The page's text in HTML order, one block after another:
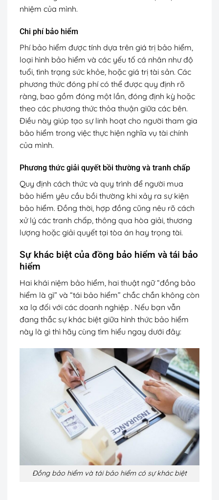
nhiệm của mình.
Chi phí bảo hiểm
Phí bảo hiểm được tính dựa trên giá trị bảo hiểm,
loại hình bảo hiểm và các yếu tố cá nhân như độ
tuổi, tình trạng sức khỏe, hoặc giá trị tài sản. Các
phương thức đóng phí có thể được quy định rõ
ràng, bao gồm đóng một lần, đóng định kỳ hoặc
theo các phương thức thỏa thuận giữa các bên.
Điều này giúp tạo sự linh hoạt cho người tham gia
bảo hiểm trong việc thực hiện nghĩa vụ tài chính
của mình.
Phương thức giải quyết bồi thường và tranh chấp
Quy định cách thức và quy trình để người mua
bảo hiểm yêu cầu bồi thường khi xảy ra sự kiện
bảo hiểm. Đồng thời, hợp đồng cũng nêu rõ cách
xử lý các tranh chấp, thông qua hòa giải, thương
lượng hoặc giải quyết tại tòa án hay trọng tài.
Sự khác biệt của đồng bảo hiểm và tái bảo
hiểm
Hai khái niệm bảo hiểm, hai thuật ngữ “đồng bảo
hiểm là gì” và “tái bảo hiểm” chắc chắn không còn
xa lạ đối với các doanh nghiệp . Nếu bạn vẫn
đang thắc sự khác biệt giữa hình thức bảo hiểm
này là gì thì hãy cùng tìm hiểu ngay dưới đây:
Đồng bảo hiểm và tái bảo hiểm có sự khác biệt